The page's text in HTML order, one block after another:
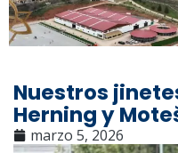
Nuestros
Herning y
marzo 5, 2026